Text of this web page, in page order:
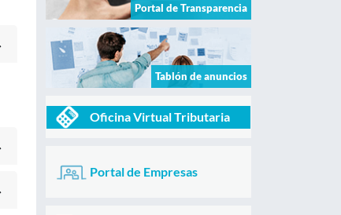
Portal de Transparencia
Tablón de anuncios
Oficina Virtual Tributaria
Portal de Empresas